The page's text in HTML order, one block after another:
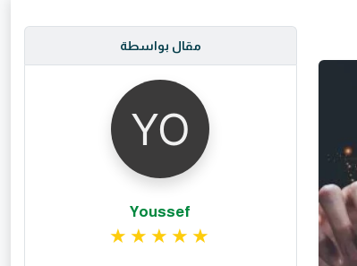
مقال بواسطة
Youssef
تقييم 5 من 5.